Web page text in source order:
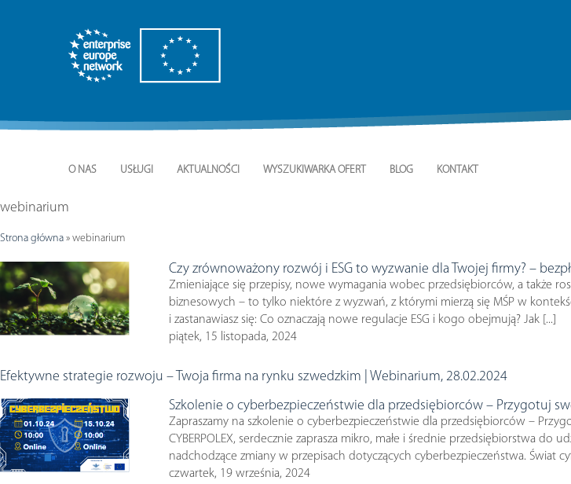
O NAS USŁUGI AKTUALNOŚCI WYSZUKIWARKA OFERT BLOG KONTAKT
webinarium
Strona główna » webinarium
Czy zrównoważony rozwój i ESG to wyzwanie dla Twojej firmy? –
Zmieniające się przepisy, nowe wymagania wobec przedsiębiorców, a także
biznesowych – to tylko niektóre z wyzwań, z którymi mierzą się MŚP w
i zastanawiasz się: Co oznaczają nowe regulacje ESG i kogo obejmują? Jak [...]
piątek, 15 listopada, 2024
Szkolenie o cyberbezpieczeństwie dla przedsiębiorców – Przygotuj
Zapraszamy na szkolenie o cyberbezpieczeństwie dla przedsiębiorców –
CYBERPOLEX, serdecznie zaprasza mikro, małe i średnie przedsiębiorstwa
nadchodzące zmiany w przepisach dotyczących cyberbezpieczeństwa. Świat
czwartek, 19 września, 2024
Efektywne strategie rozwoju – Twoja firma na rynku szwedzkim | Webinarium, 28.02.2024